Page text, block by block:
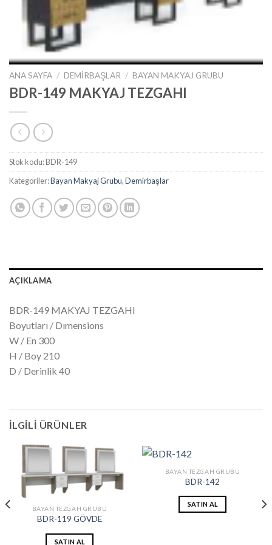
ANA SAYFA / DEMIRBAŞLAR / BAYAN MAKYAJ GRUBU
BDR-149 MAKYAJ TEZGAHI
Stok kodu:BDR-149
Kategoriler:Bayan Makyaj Grubu,Demirbaşlar
AÇIKLAMA
BDR-149 MAKYAJ TEZGAHI
Boyutları / Dımensions
W / En 300
H / Boy 210
D / Derinlik 40
İLGILI ÜRÜNLER
BAYAN TEZGAH GRUBU
BDR-119 GÖVDE
SATIN AL
BAYAN TEZGAH GRUBU
BDR-142
SATIN AL